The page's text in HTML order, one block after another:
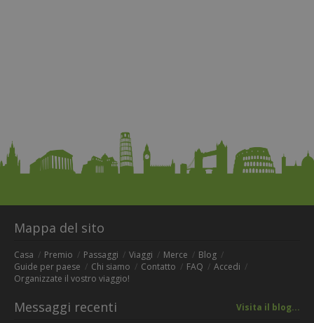
Mappa del sito
Casa Premio Passaggi Viaggi Merce
Blog
Guide per paese
Chi siamo Contatto FAQ
Accedi
Organizzate il vostro viaggio!
Messaggi recenti Visita il blog...